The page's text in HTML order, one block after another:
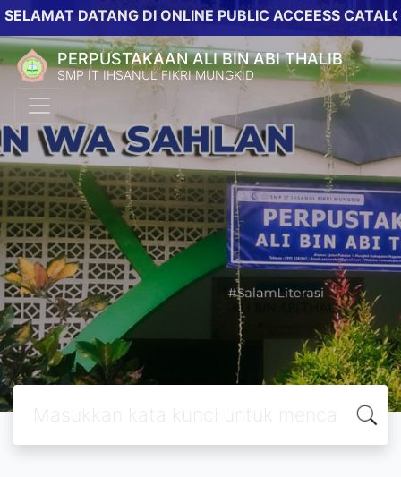
DATANG DI ONLINE PUBLIC ACCEESS CATALOG
PERPUSTAKAAN ALI BIN ABI THALIB
SMP IT IHSANUL FIKRI MUNGKID